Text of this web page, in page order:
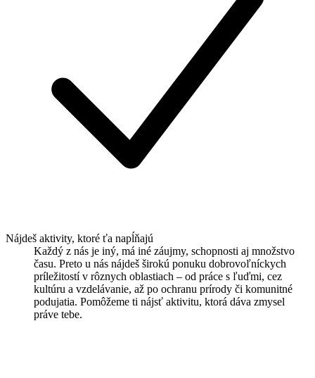
Nájdeš aktivity, ktoré ťa napĺňajú
Každý z nás je iný, má iné záujmy, schopnosti aj množstvo
času. Preto u nás nájdeš širokú ponuku dobrovoľníckych
príležitostí v rôznych oblastiach – od práce s ľuďmi, cez
kultúru a vzdelávanie, až po ochranu prírody či komunitné
podujatia. Pomôžeme ti nájsť aktivitu, ktorá dáva zmysel
práve tebe.